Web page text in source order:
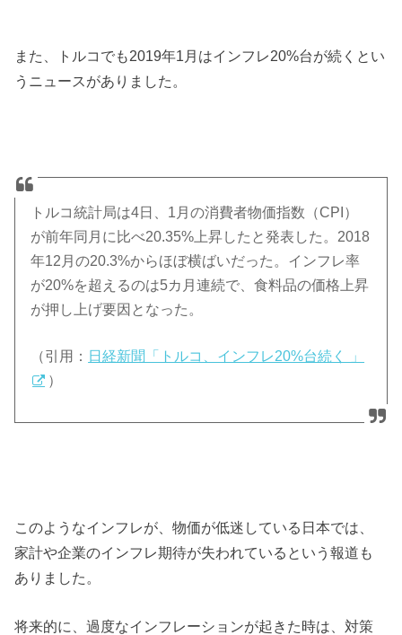
また、トルコでも2019年1月はインフレ20%台が続くとい
うニュースがありました。
トルコ統計局は4日、1月の消費者物価指数（CPI）
が前年同月に比べ20.35%上昇したと発表した。2018
年12月の20.3%からほぼ横ばいだった。インフレ率
が20%を超えるのは5カ月連続で、食料品の価格上昇
が押し上げ要因となった。
（引用： 日経新聞「トルコ、インフレ20%台続く 」
）
このようなインフレが、物価が低迷している日本では、
家計や企業のインフレ期待が失われているという報道も
ありました。
将来的に、過度なインフレーションが起きた時は、対策